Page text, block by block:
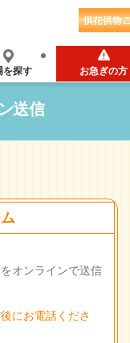
を探す お急ぎの方
送信
オンラインで送信
にお電話くださ